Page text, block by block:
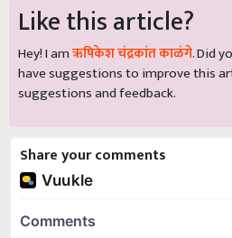
Like this article?
Hey! I amऋषिकेश चंद्रकांत काळंगे. Did
have suggestions to improve this
suggestions and feedback.
Share your comments